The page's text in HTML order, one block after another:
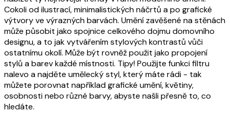
Cokoli od ilustrací, minimalistických náčrtů a po grafické
výtvory ve výrazných barvách. Umění zavěšené na stěnách
může působit jako spojnice celkového dojmu domovního
designu, a to jak vytvářením stylových kontrastů vůči
ostatnímu okolí. Může být rovněž použit jako propojení
stylů a barev každé místnosti. Tipy! Použijte funkci filtru
nalevo a najděte umělecký styl, který máte rádi - tak
můžete porovnat například grafické umění, květiny,
osobnosti nebo různé barvy, abyste našli přesně to, co
hledáte.